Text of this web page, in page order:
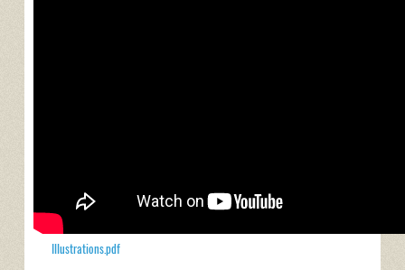
Illustrations.pdf